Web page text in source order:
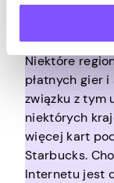
adresu IP
Niektóre
płatnych gier
związku z tym
niektórych
więcej kart
Starbucks.
Internetu jest